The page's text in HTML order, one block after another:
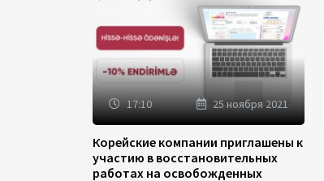
17:10 25 ноября 2021
Корейские компании приглашены к
участию в восстановительных
работах на освобожденных